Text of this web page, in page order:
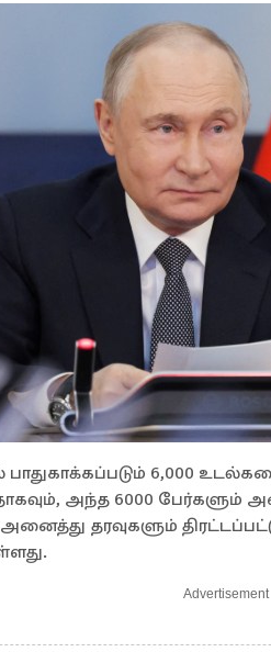
6,000
அந்த 6000
தரவுகளும்
Advertisement